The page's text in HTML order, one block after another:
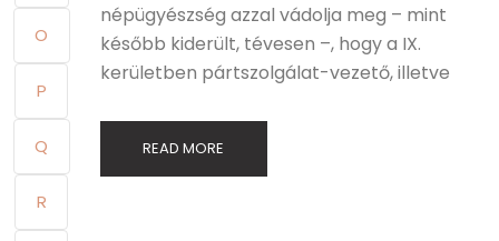
O
P
Q
R
népügyészség azzal vádolja meg – mint
később kiderült, tévesen –, hogy a IX.
kerületben pártszolgálat-vezető, illetve
READ MORE